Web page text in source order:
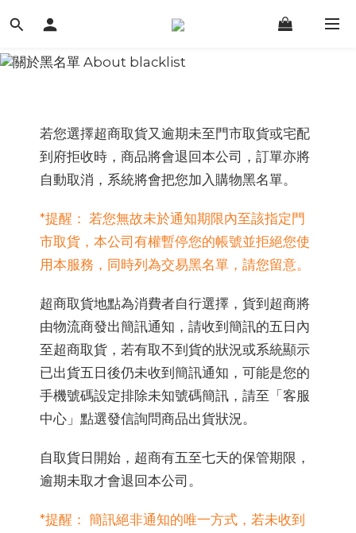
若您選擇超商取貨又逾期未至門市取貨或宅配
到府拒收時，商品將會退回本公司，訂單亦將
自動取消，系統將會把您加入購物黑名單。
*提醒： 若您無故未於通知期限內至該指定門
市取貨，本公司有權暫停您的帳號並拒絕您使
用本服務，同時列為交易黑名單，請您留意。
超商取貨地點為消費者自行選擇，貨到超商將
由物流商發出簡訊通知，請收到簡訊的五日內
至超商取貨，若有取不到貨的狀況或系統顯示
已出貨五日後仍未收到簡訊通知，可能是您的
手機號碼設定排除未知號碼簡訊，請至「客服
中心」點選發信詢問商品出貨狀況。
自取貨日開始，超商有五至七天的保管期限，
逾期未取才會退回本公司。
*提醒： 簡訊絕非通知的唯一方式，若未收到